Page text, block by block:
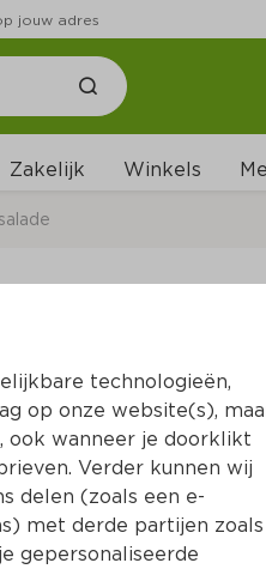
jouw adres
Zakelijk Winkels
(per kilo €18.23)
technologieën,
op onze website(s),
ook wanneer je doorklikt
Verder kunnen wij
delen (zoals een e-
met derde partijen zoals
gepersonaliseerde